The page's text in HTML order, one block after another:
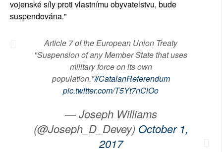
vojenské síly proti vlastnímu obyvatelstvu, bude
suspendována."
Article 7 of the European Union Treaty
"Suspension of any Member State that uses
military force on its own
population."#CatalanReferendum
pic.twitter.com/T5Yt7nClOo
— Joseph Williams
(@Joseph_D_Devey) October 1,
2017